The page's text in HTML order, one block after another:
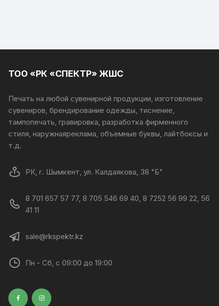
ТОО «РК «СПЕКТР» ЖШС
Печать на любой сувенирной продукции, изготовление
сувениров, брендирование одежды, тиснение,
тампопечать, гравировка, разработка фирменного
стиля, наружнаяреклама, объемные буквы, лайтбоксы и
т.д.
РК, г. Шымкент, ул. Калдаякова, 38 "Б"
8 701 657 57 77, 8 705 546 69 40, 8 7252 56 99 22, 56
41 11
sale@rkspektr.kz
Пн - Сб, с 09:00 до 19:00